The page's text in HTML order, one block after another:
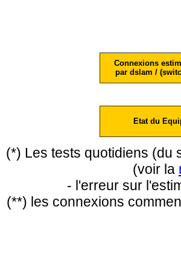
Connexions
par dslam /
Etat du
(*) Les tests quotidiens (du
(voir la
- l'erreur sur
(**) les connexions